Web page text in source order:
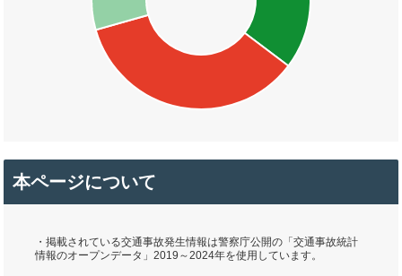
本ページについて
・掲載されている交通事故発生情報は警察庁公開の「交通事故統計
情報のオープンデータ」2019～2024年を使用しています。